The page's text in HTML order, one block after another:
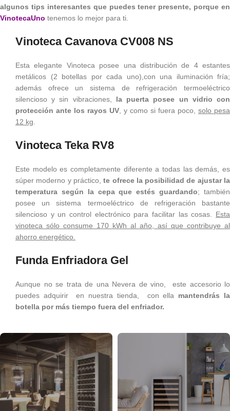
algunos tips interesantes que puedes tener presente, porque en
VinotecaUno tenemos lo mejor para ti.
Vinoteca Cavanova CV008 NS
Esta elegante Vinoteca posee una distribución de 4 estantes
metálicos (2 botellas por cada uno),con una iluminación fría;
además ofrece un sistema de refrigeración termoeléctrico
silencioso y sin vibraciones, la puerta posee un vidrio con
protección ante los rayos UV , y como si fuera poco, solo pesa
12 kg
Vinoteca Teka RV8
Este modelo es completamente diferente a todas las demás, es
súper moderno y práctico,te ofrece la posibilidad de ajustar la
temperatura según la cepa que estés guardando; también
posee un sistema termoeléctrico de refrigeración bastante
silencioso y un control electrónico para facilitar las cosas. Esta
vinoteca sólo consume 170 kWh al año, así que contribuye al
ahorro energético.
Funda Enfriadora Gel
Aunque no se trata de una Nevera de vino, este accesorio lo
puedes adquirir en nuestra tienda, con ella mantendrás la
botella por más tiempo fuera del enfriador.